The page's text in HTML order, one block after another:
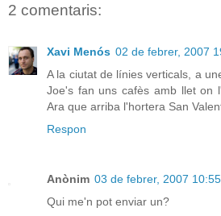
2 comentaris:
Xavi Menós 02 de febrer, 2007
A la ciutat de línies verticals, a
Joe's fan uns cafès amb llet on
Ara que arriba l'hortera San
Respon
Anònim 03 de febrer, 2007 10:55
Qui me'n pot enviar un?